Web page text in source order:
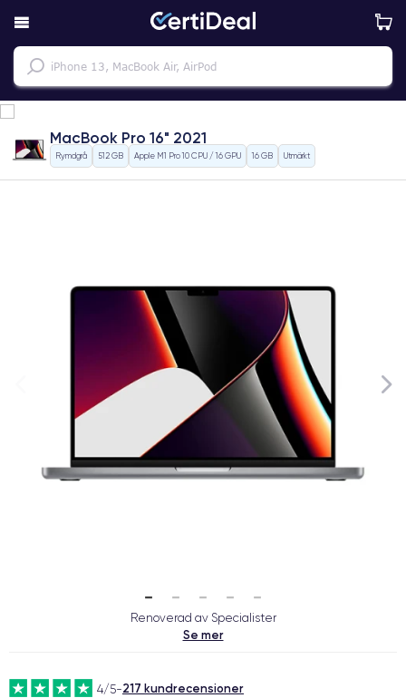
MacBook Pro 16" 2021
Rymdgrå 512 GB Apple M1 Pro 10 CPU / 16 GPU 16 GB Utmärkt
Renoverad av Specialister
Se mer
4/5-217 kundrecensioner